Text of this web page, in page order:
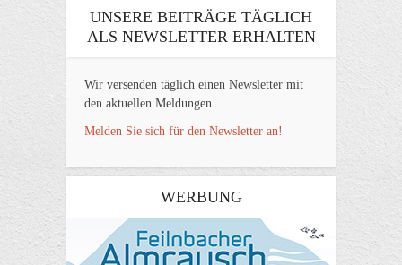
UNSERE BEITRÄGE TÄGLICH
ALS NEWSLETTER ERHALTEN
Wir versenden täglich einen Newsletter mit
den aktuellen Meldungen.
Melden Sie sich für den Newsletter an!
WERBUNG